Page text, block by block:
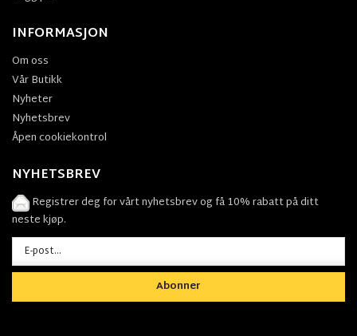
INFORMASJON
Om oss
Vår Butikk
Nyheter
Nyhetsbrev
Åpen cookiekontrol
NYHETSBREV
Registrer deg for vårt nyhetsbrev og få 10% rabatt på ditt
neste kjøp.
Abonner